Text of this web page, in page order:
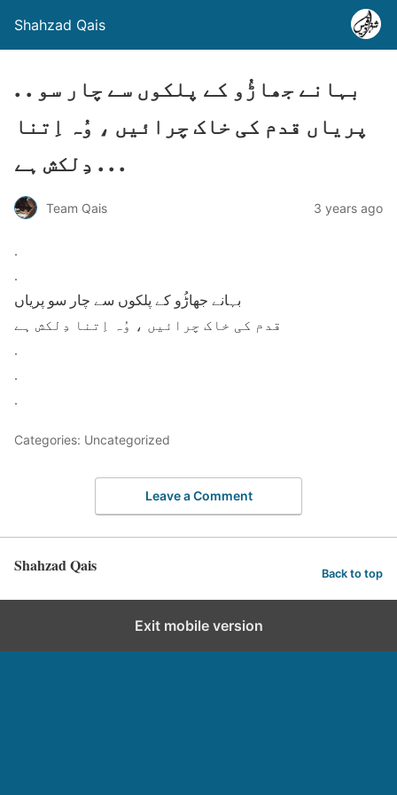
Shahzad Qais
. . بہانے جھاڑُو کے پلکوں سے چار سو
پریاں قدم کی خاک چرائیں ، وُہ اِتنا
دِلکش ہے . . .
Team Qais 3 years ago
.
.
بہانے جھاڑُو کے پلکوں سے چار سو پریاں
قدم کی خاک چرائیں ، وُہ اِتنا دِلکش ہے
.
.
.
Categories: Uncategorized
Leave a Comment
Shahzad Qais Back to top
Exit mobile version